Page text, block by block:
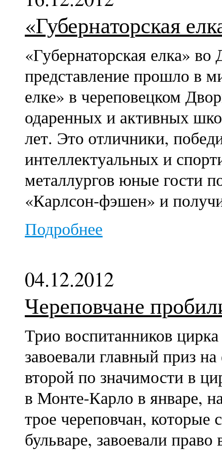
«Губернаторская
«Губернаторская елка»
представление прошло в
елке» в череповецком
одаренных и активных
лет. Это отличники,
интеллектуальных и
металлургов юные гости
«Карлсон-фэшен» и
Подробнее
04.12.2012
Череповчане
Трио воспитанников
завоевали главный приз
второй по значимости в
в Монте-Карло в январе,
трое череповчан,
бульваре, завоевали право